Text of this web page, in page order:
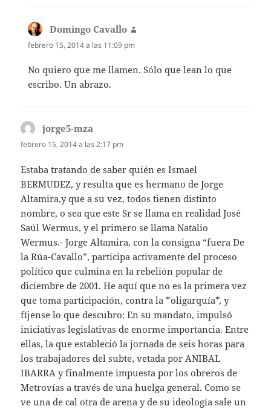
Domingo Cavallo
febrero 15, 2014 a las 11:09 pm
No quiero que me llamen. Sólo que lean lo que
escribo. Un abrazo.
jorge5-mza
febrero 15, 2014 a las 2:17 pm
Estaba tratando de saber quién es Ismael
BERMUDEZ, y resulta que es hermano de Jorge
Altamira,y que a su vez, todos tienen distinto
nombre, o sea que este Sr se llama en realidad José
Saúl Wermus, y el primero se llama Natalio
Wermus.- Jorge Altamira, con la consigna “fuera De
la Rúa-Cavallo”, participa activamente del proceso
político que culmina en la rebelión popular de
diciembre de 2001. He aquí que no es la primera vez
que toma participación, contra la *oligarquía*, y
fíjense lo que descubro: En su mandato, impulsó
iniciativas legislativas de enorme importancia. Entre
ellas, la que estableció la jornada de seis horas para
los trabajadores del subte, vetada por ANIBAL
IBARRA y finalmente impuesta por los obreros de
Metrovías a través de una huelga general. Como se
ve una de cal otra de arena y de su ideología sale un